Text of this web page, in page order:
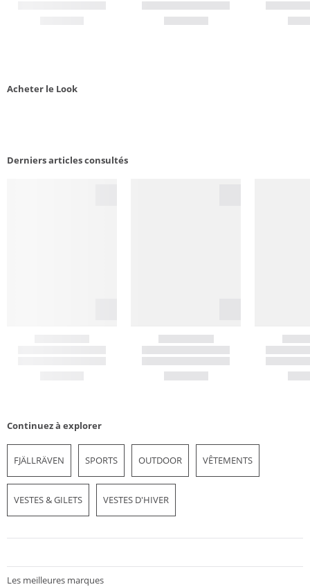
Acheter le Look
Derniers articles consultés
Continuez à explorer
FJÄLLRÄVEN SPORTS OUTDOOR VÊTEMENTS
VESTES & GILETS VESTES D'HIVER
Les meilleures marques